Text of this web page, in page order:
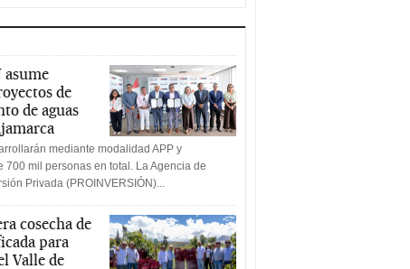
asume
de
de aguas
mediante modalidad APP y
700 mil personas en total. La Agencia de
Privada (PROINVERSIÓN)...
cosecha de
para
Valle de